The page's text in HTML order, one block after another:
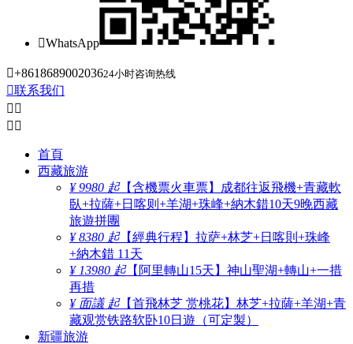
WhatsApp
+861868900203624小时咨询热线
联系我们
 
 
首頁
西藏旅游
¥ 9980 起【含機票火車票】成都往返飛機+青藏軟
臥+拉薩+日喀则+羊湖+珠峰+納木錯10天9晚西藏
旅遊拼團
¥ 8380 起【經典行程】拉萨+林芝+日喀則+珠峰
+納木錯 11天
¥ 13980 起【阿里轉山15天】神山聖湖+轉山+一措
再措
¥ 面議 起【首飛林芝 赏桃花】林芝+拉薩+羊湖+青
藏观赏铁路软卧10日遊（可定製）
新疆旅游